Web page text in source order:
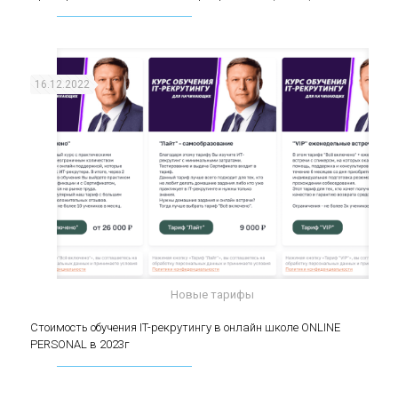
Стоимость обучения IT-рекрутингу в онлайн
Новые тарифы
16.12.2022
Стоимость обучения IT-рекрутингу в онлайн школе ONLINE
PERSONAL в 2023г